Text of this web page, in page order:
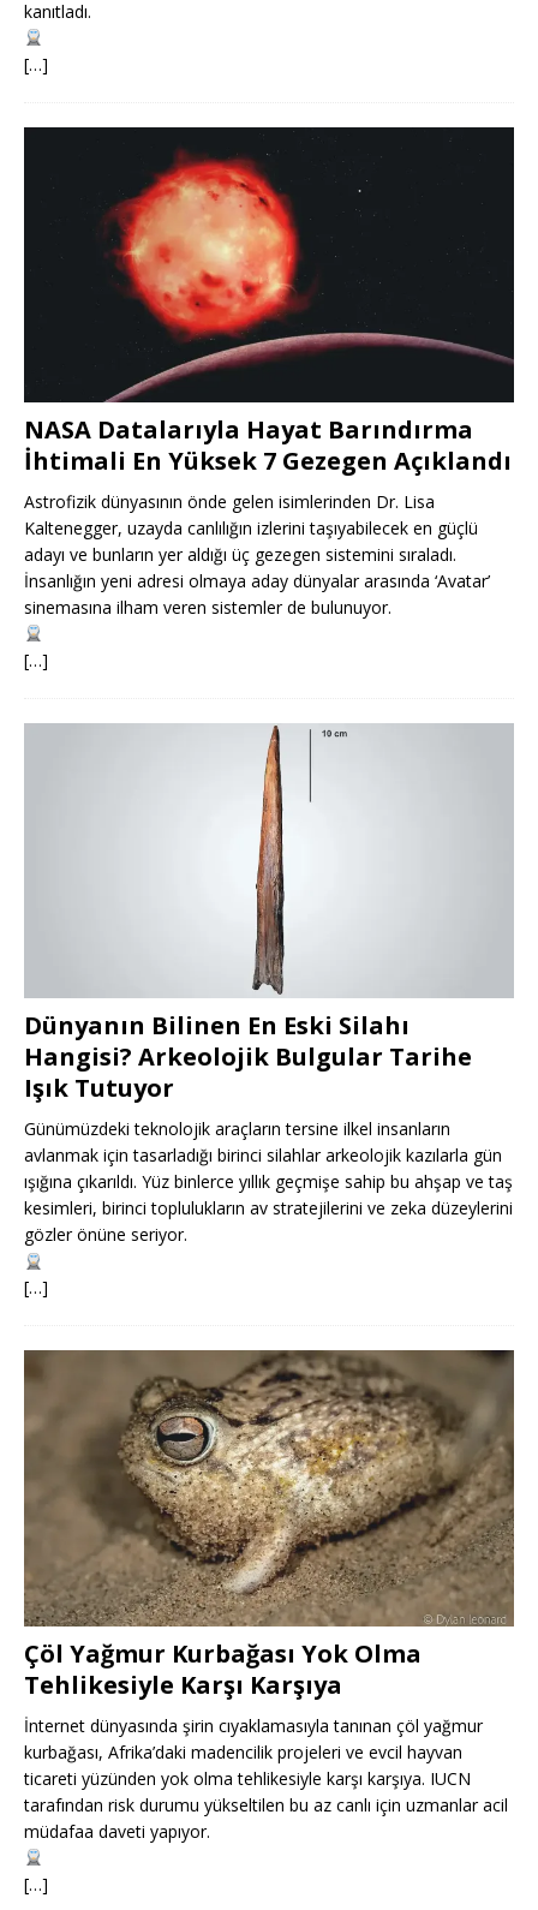
kanıtladı.
[…]
NASA Datalarıyla Hayat Barındırma
İhtimali En Yüksek 7 Gezegen Açıklandı
Astrofizik dünyasının önde gelen isimlerinden Dr. Lisa
Kaltenegger, uzayda canlılığın izlerini taşıyabilecek en güçlü
adayı ve bunların yer aldığı üç gezegen sistemini sıraladı.
İnsanlığın yeni adresi olmaya aday dünyalar arasında ‘Avatar’
sinemasına ilham veren sistemler de bulunuyor.
[…]
Dünyanın Bilinen En Eski Silahı
Hangisi? Arkeolojik Bulgular Tarihe
Işık Tutuyor
Günümüzdeki teknolojik araçların tersine ilkel insanların
avlanmak için tasarladığı birinci silahlar arkeolojik kazılarla gün
ışığına çıkarıldı. Yüz binlerce yıllık geçmişe sahip bu ahşap ve taş
kesimleri, birinci toplulukların av stratejilerini ve zeka düzeylerini
gözler önüne seriyor.
[…]
Çöl Yağmur Kurbağası Yok Olma
Tehlikesiyle Karşı Karşıya
İnternet dünyasında şirin cıyaklamasıyla tanınan çöl yağmur
kurbağası, Afrika’daki madencilik projeleri ve evcil hayvan
ticareti yüzünden yok olma tehlikesiyle karşı karşıya. IUCN
tarafından risk durumu yükseltilen bu az canlı için uzmanlar acil
müdafaa daveti yapıyor.
[…]